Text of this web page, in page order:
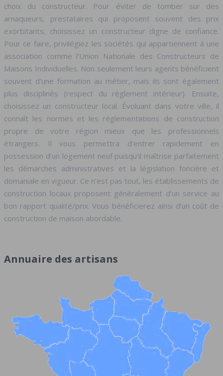
choix du constructeur. Pour éviter de tomber sur des
arnaqueurs, prestataires qui proposent souvent des prix
exorbitants, choisissez un constructeur digne de confiance.
Pour ce faire, privilégiez les sociétés qui appartiennent à une
association comme l’Union Nationale des Constructeurs de
Maisons Individuelles. Non seulement leurs agents bénéficient
souvent d’une formation au métier, mais ils sont également
plus disciplinés (respect du règlement intérieur). Ensuite,
choisissez un constructeur local. Évoluant dans votre ville, il
connaît les normes et les réglementations de construction
propre de votre région mieux que les professionnels
étrangers. Il vous permettra d’entrer rapidement en
possession d’un logement neuf puisqu’il maîtrise parfaitement
les démarches administratives et la législation foncière et
domaniale en vigueur. Ce n’est pas tout, les établissements de
construction locaux proposent généralement d’un service au
bon rapport qualité/prix. Vous bénéficierez ainsi d’un coût de
construction de maison abordable.
Annuaire des artisans